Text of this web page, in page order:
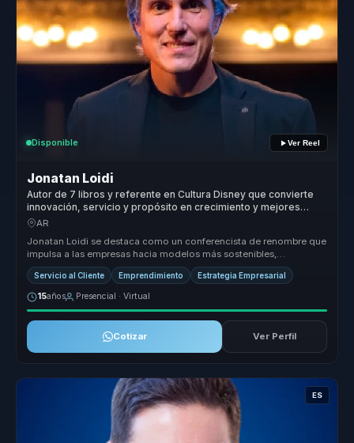
Disponible Ver Reel
Jonatan Loidi
Autor de 7 libros y referente en Cultura Disney que convierte
innovación, servicio y propósito en crecimiento y mejores
decisiones para empresas.
AR
Jonatan Loidi se destaca como un conferencista de renombre que
impulsa a las empresas hacia modelos más sostenibles,
innovadores y orient...
Servicio al Cliente Emprendimiento Estrategia Empresarial
15años Presencial · Virtual
Cotizar Ver Perfil
ES